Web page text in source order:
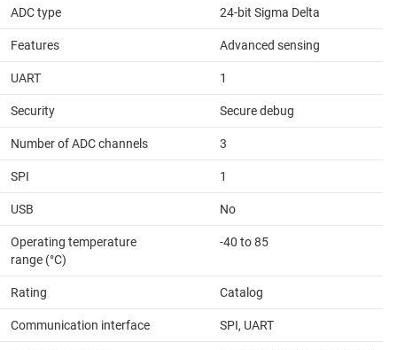
ADC type 24-bit Sigma Delta
Features Advanced sensing
UART 1
Security Secure debug
Number of ADC channels 3
SPI 1
USB No
Operating temperature
range (°C)
-40 to 85
Rating Catalog
Communication interface SPI, UART